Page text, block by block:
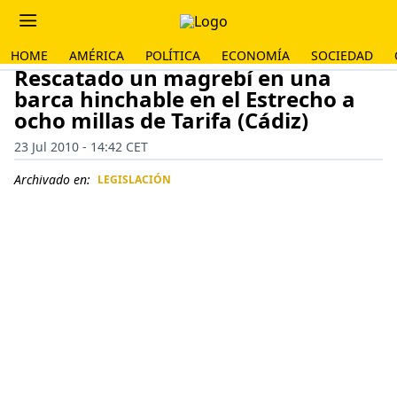
HOME AMÉRICA POLÍTICA ECONOMÍA SOCIEDAD
Rescatado un magrebí en una
barca hinchable en el Estrecho a
ocho millas de Tarifa (Cádiz)
23 Jul 2010 - 14:42 CET
Archivado en: LEGISLACIÓN